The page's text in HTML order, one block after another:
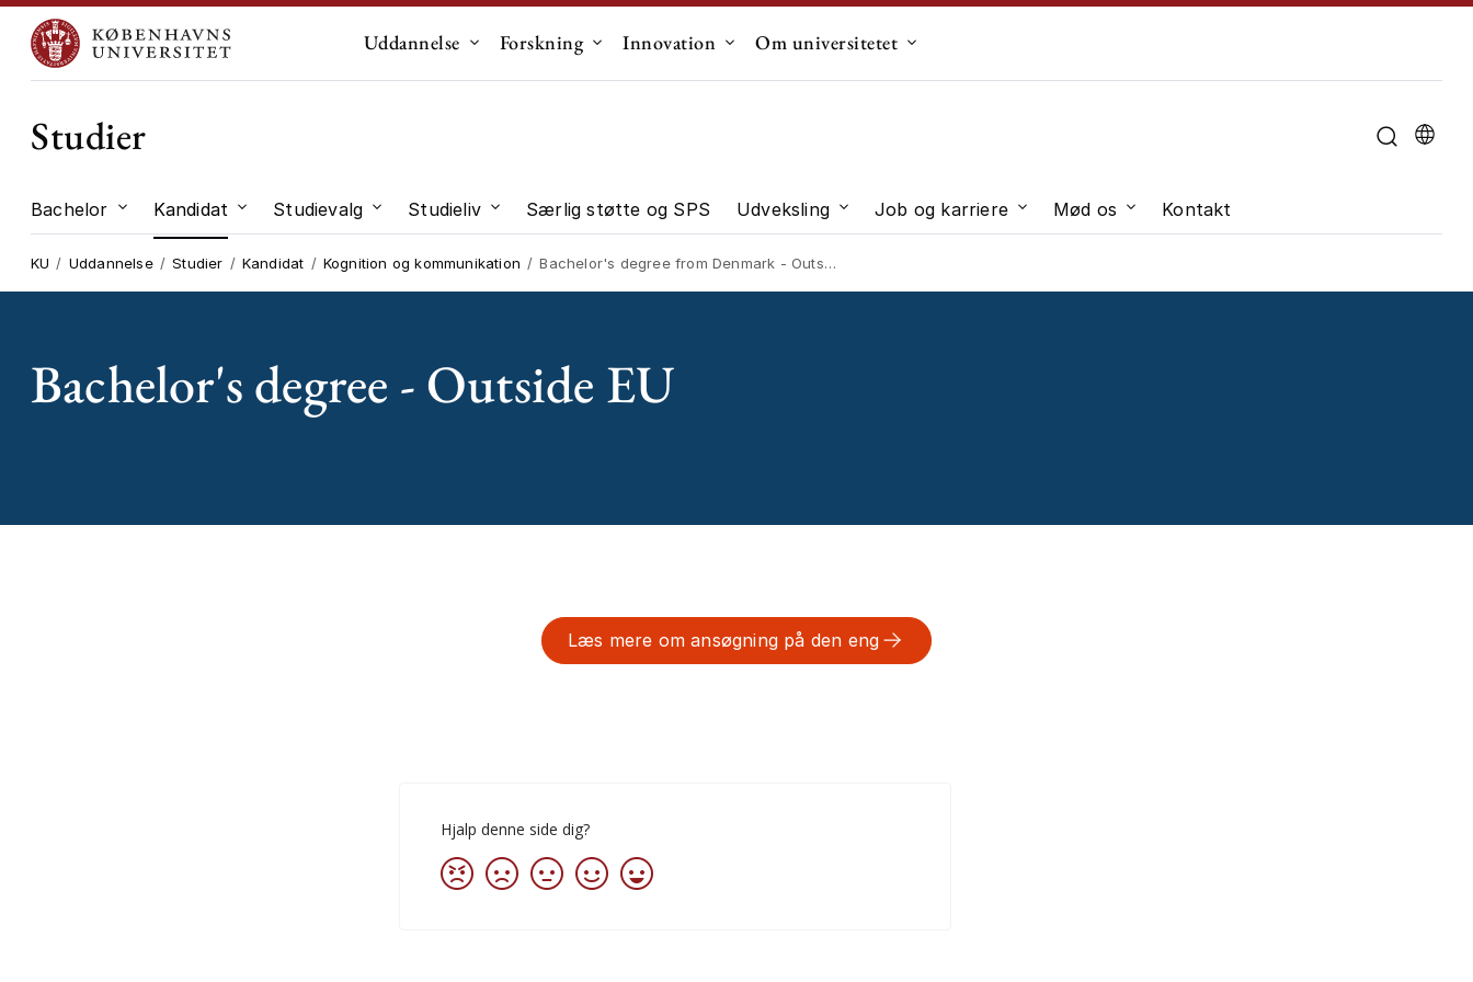
Uddannelse Undermenu til "Uddannelse"
Forskning Undermenu til "Forskning"
Innovation Undermenu til "Innovation"
Om universitetet
Studier
Bachelor Undermenu til "Bachelor"
Kandidat Undermenu til "Kandidat"
Studievalg Undermenu til "Studievalg"
Studieliv Undermenu til "Studieliv"
Særlig støtte og SPS Udveksling Undermenu til "Udveksling"
Job og karriere Undermenu til "Job og karriere"
Mød os Undermenu til "Mød os"
Kontakt
KU Uddannelse Studier Kandidat Kognition og kommunikation Bachelor's degree from Denmark - Outside EU
Bachelor's degree - Outside EU
Læs mere om ansøgning på den eng